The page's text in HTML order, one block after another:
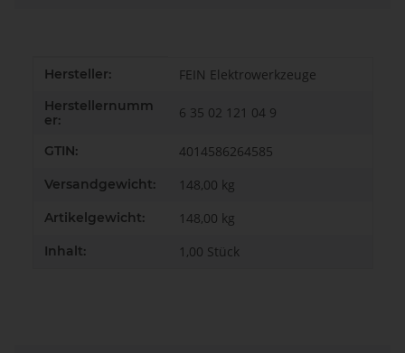
Produkteigenschaft
Wert
Hersteller: FEIN Elektrowerkzeuge
Herstellernumm
er:
6 35 02 121 04 9
GTIN: 4014586264585
Versandgewicht: 148,00 kg
Artikelgewicht: 148,00 kg
Inhalt: 1,00 Stück